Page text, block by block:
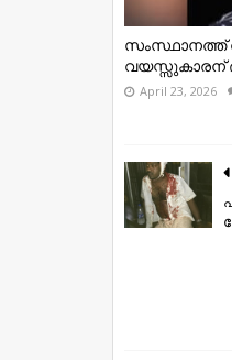
സംസ്ഥാനത്ത്
വയസ്സുകാരന്
April 23, 2026